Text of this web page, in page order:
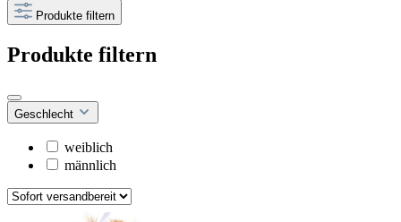
Produkte filtern
Produkte filtern
Geschlecht
weiblich
männlich